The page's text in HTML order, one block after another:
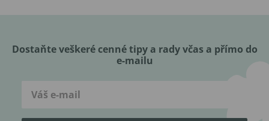
Dostaňte veškeré cenné tipy a rady včas a přímo do
e-mailu